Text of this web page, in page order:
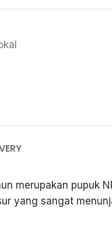
merupakan pupuk
yang sangat